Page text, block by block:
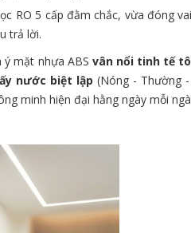
RO 5 cấp đằm chắc, vừa đóng
trả lời.
mặt nhựa ABS vân nổi tinh tế
nước biệt lập (Nóng - Thường
minh hiện đại hằng ngày mỗi